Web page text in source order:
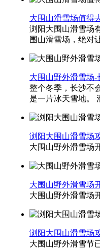
大围山滑雪场值得
浏阳大围山滑雪场
围山滑雪场，绝对
大围山野外滑雪场
整个冬季，长沙不
是一片冰天雪地。
浏阳大围山滑雪场
大围山野外滑雪场
大围山野外滑雪场
大围山野外滑雪场
浏阳大围山滑雪场
大围山野外滑雪节